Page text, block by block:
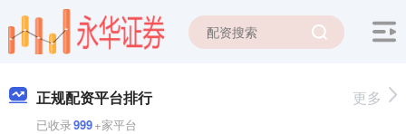
正规配资平台排行
已收录999+家平台
更多